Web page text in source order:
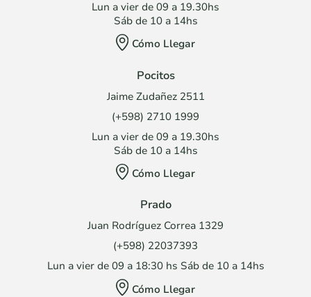
Lun a vier de 09 a 19.30hs
Sáb de 10 a 14hs
Cómo Llegar
Pocitos
Jaime Zudañez 2511
(+598) 2710 1999
Lun a vier de 09 a 19.30hs
Sáb de 10 a 14hs
Cómo Llegar
Prado
Juan Rodríguez Correa 1329
(+598) 22037393
Lun a vier de 09 a 18:30 hs Sáb de 10 a 14hs
Cómo Llegar